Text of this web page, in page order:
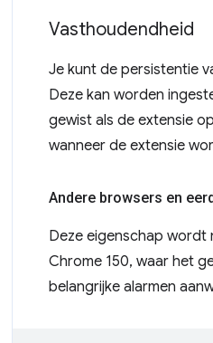
Vasthoudendheid
Je kunt de persistentie
Deze kan worden
gewist als de extensie
wanneer de extensie
Andere browsers en
Deze eigenschap wordt
Chrome 150, waar het
belangrijke alarmen